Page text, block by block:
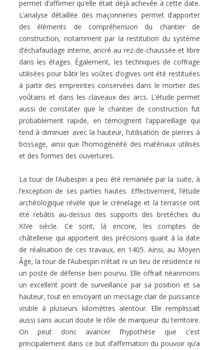
permet d’affirmer qu’elle était déjà achevée à cette date.
L’analyse détaillée des maçonneries permet d’apporter
des éléments de compréhension du chantier de
construction, notamment par la restitution du système
d’échafaudage interne, ancré au rez-de-chaussée et libre
dans les étages. Également, les techniques de coffrage
utilisées pour bâtir les voûtes d’ogives ont été restituées
à partir des empreintes conservées dans le mortier des
voûtains et dans les claveaux des arcs. L’étude permet
aussi de constater que le chantier de construction fut
probablement rapide, en témoignent l’appareillage qui
tend à diminuer avec la hauteur, l’utilisation de pierres à
bossage, ainsi que l’homogénéité des matériaux utilisés
et des formes des ouvertures.
La tour de l’Aubespin a peu été remaniée par la suite, à
l’exception de ses parties hautes. Effectivement, l’étude
archéologique révèle que le crénelage et la terrasse ont
été rebâtis au-dessus des supports des bretêches du
XIVe siècle. Ce sont, là encore, les comptes de
châtellenie qui apportent des précisions quant à la date
de réalisation de ces travaux, en 1405. Ainsi, au Moyen
Âge, la tour de l’Aubespin n’était ni un lieu de résidence ni
un poste de défense bien pourvu. Elle offrait néanmoins
un excellent point de surveillance par sa position et sa
hauteur, tout en envoyant un message clair de puissance
visible à plusieurs kilomètres alentour. Elle remplissait
aussi sans aucun doute le rôle de marqueur du territoire.
On peut donc avancer l’hypothèse que c’est
principalement dans ce but d’affirmation du pouvoir qu’a